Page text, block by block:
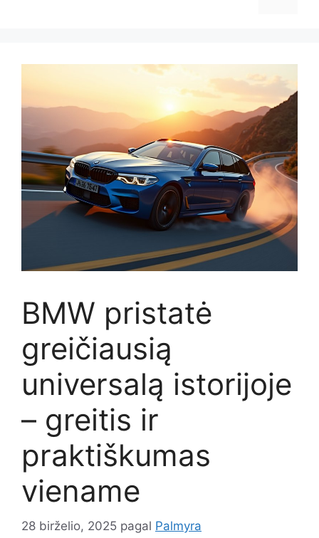
BMW pristatė
greičiausią
universalą istorijoje
– greitis ir
praktiškumas
viename
28 birželio, 2025 pagal Palmyra